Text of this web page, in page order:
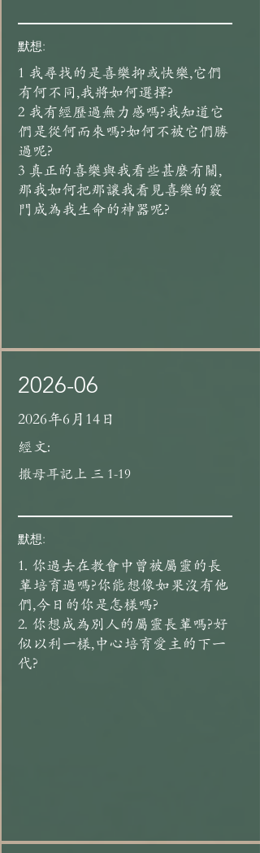
默想:
1 我尋找的是喜樂抑或快樂,它們
有何不同,我將如何選擇?
2 我有經歷過無力感嗎?我知道它
們是從何而來嗎?如何不被它們勝
過呢?
3 真正的喜樂與我看些甚麼有關,
那我如何把那讓我看見喜樂的竅
門成為我生命的神器呢?
2026-06
2026年6月14日
經文:
撒母耳記上 三 1-19
默想:
1. 你過去在教會中曾被屬靈的長
輩培育過嗎?你能想像如果沒有他
們,今日的你是怎樣嗎?
2. 你想成為別人的屬靈長輩嗎?好
似以利一樣,中心培育愛主的下一
代?